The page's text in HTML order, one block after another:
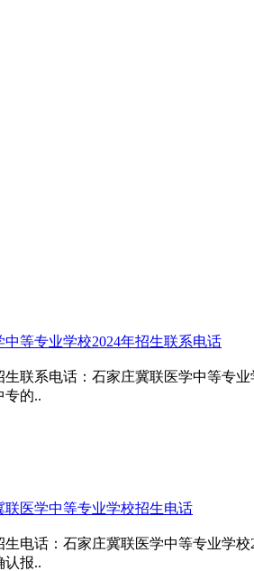
等专业学校2024年招生联系电话
联系电话：石家庄冀联医学中等专
专的..
联医学中等专业学校招生电话
电话：石家庄冀联医学中等专业学
认报..